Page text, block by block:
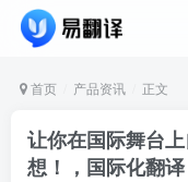
首页 产品资讯 正文
让你在国际舞台
想！，国际化翻译